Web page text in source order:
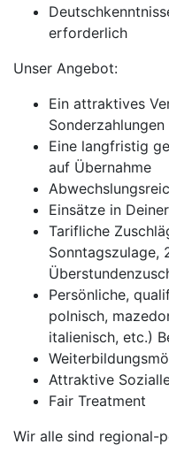
erforderlich
Unser Angebot:
Ein attraktives
Sonderzahlungen
Eine langfristig
auf Übernahme
Einsätze in
Tarifliche
Sonntagszulage,
Persönliche,
polnisch,
italienisch, etc.)
Attraktive
Fair Treatment
Wir alle sind regional-